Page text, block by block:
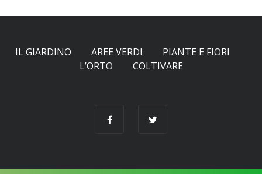
IL GIARDINO AREE VERDI
PIANTE E FIORI
L’ORTO
COLTIVARE